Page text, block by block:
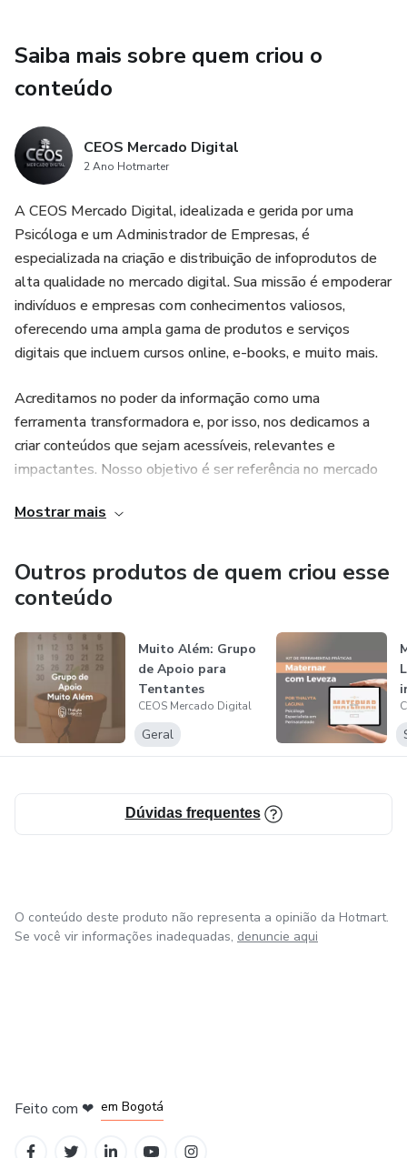
- Superar os desafios da amamentação e introdução
alimentar.
- Evitar o desgaste emocional, cuidando da sua saúde
mental enquanto constrói um vínculo seguro com o bebê.
O curso combina estudos clínicos, evidências científicas e
minha experiência prática como psicóloga perinatal e
especialista em reprodução humana. Tudo apresentado de
forma simples, acolhedora e direta, para você aplicar no
seu dia a dia.
Por que escolher o Maternar sem Crise?
Porque ele é um programa que entende os desafios reais
da maternidade e entrega soluções práticas para cada
salto de desenvolvimento, cada choro e cada noite difícil.
mais tranquilidade para você e mais segurança para o seu
Saiba mais sobre quem criou o
conteúdo
CEOS Mercado Digital
2 Ano Hotmarter
A CEOS Mercado Digital, idealizada e gerida por uma
Psicóloga e um Administrador de Empresas, é
especializada na criação e distribuição de infoprodutos de
alta qualidade no mercado digital. Sua missão é empoderar
indivíduos e empresas com conhecimentos valiosos,
oferecendo uma ampla gama de produtos e serviços
digitais que incluem cursos online, e-books, e muito mais.
Acreditamos no poder da informação como uma
ferramenta transformadora e, por isso, nos dedicamos a
criar conteúdos que sejam acessíveis, relevantes e
impactantes. Nosso objetivo é ser referência no mercado
contribuam para o desenvolvimento pessoal e profissional.
Como idealizadora de marcas no mercado digital, a CEOS é
a gestora do programa Mente Materna, que visa o cuidado
com a saúde mental de mulheres em todas as fases da
maternidade. Essa sinergia entre expertise técnica e
empatia humana faz da CEOS uma pioneira na criação de
soluções que realmente transformam vidas, tanto no
âmbito pessoal quanto profissional.
Mostrar mais
Outros produtos de quem criou esse
conteúdo
Muito Além: Grupo
de Apoio para
Tentantes
CEOS Mercado Digital
Geral
Dúvidas frequentes
O conteúdo deste produto não representa a opinião da Hotmart.
Se você vir informações inadequadas, denuncie aqui
Feito com ❤ em Bogotá